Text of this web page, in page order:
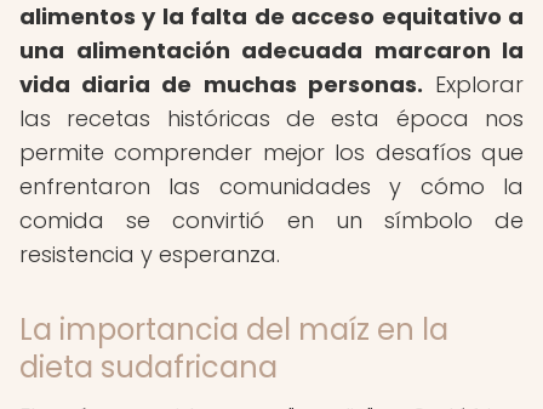
alimentos y la falta de acceso equitativo a
una alimentación adecuada marcaron la
vida diaria de muchas personas. Explorar
las recetas históricas de esta época nos
permite comprender mejor los desafíos que
enfrentaron las comunidades y cómo la
comida se convirtió en un símbolo de
resistencia y esperanza.
La importancia del maíz en la
dieta sudafricana